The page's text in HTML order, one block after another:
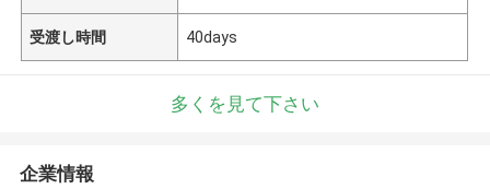
受渡し時間 40days
多くを見て下さい
企業情報